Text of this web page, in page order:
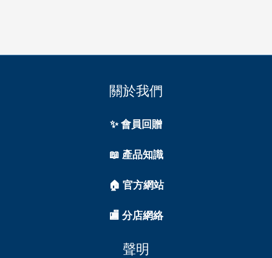
關於我們
✨ 會員回贈
📖 產品知識
🏠 官方網站
🏬 分店網絡
聲明